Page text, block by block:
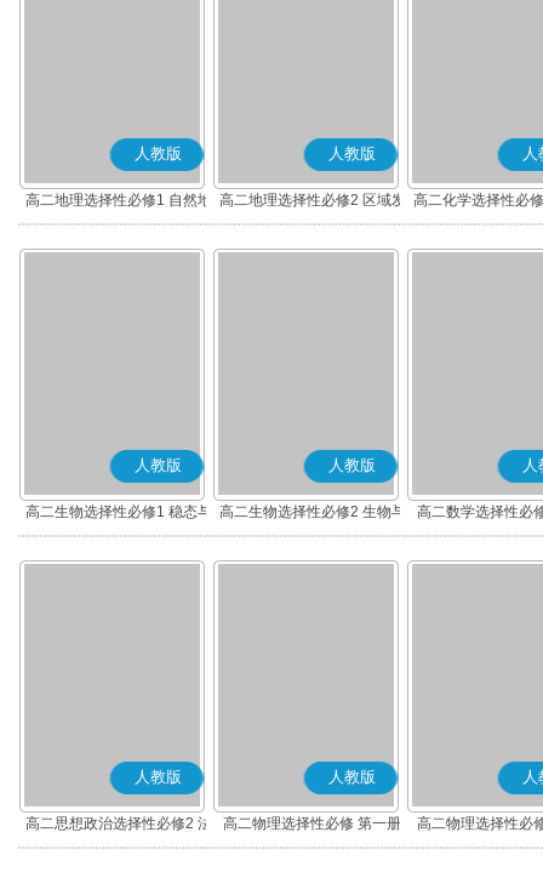
人教版
高二地理选择性必修1 自然地
理基础
人教版
高二地理选择性必修2 区域发
展
人
高二化学选择性必
应原理
人教版
高二生物选择性必修1 稳态与
调节
人教版
高二生物选择性必修2 生物与
环境
人
高二数学选择性必
(A版)
人教版
高二思想政治选择性必修2 法
律与生活(部编版)
人教版
高二物理选择性必修 第一册
人
高二物理选择性必